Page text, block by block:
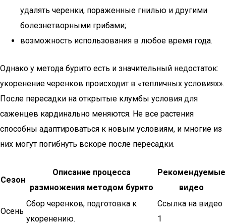
удалять черенки, пораженные гнилью и другими
болезнетворными грибами;
возможность использования в любое время года.
Однако у метода бурито есть и значительный недостаток:
укоренение черенков происходит в «тепличных условиях».
После пересадки на открытые клумбы условия для
саженцев кардинально меняются. Не все растения
способны адаптироваться к новым условиям, и многие из
них могут погибнуть вскоре после пересадки.
Сезон
Описание процесса
размножения методом бурито
Рекомендуемые
видео
Осень
Сбор черенков, подготовка к
укоренению.
Ссылка на видео
1